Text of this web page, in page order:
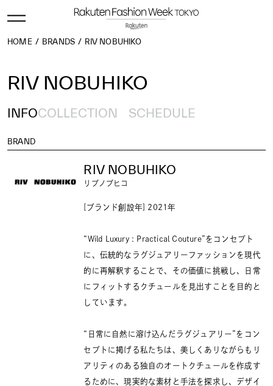
HOME BRANDS RIV NOBUHIKO
RIV NOBUHIKO
INFOCOLLECTION SCHEDULE
BRAND
RIV NOBUHIKO
リブノブヒコ
[ブランド創設年] 2021年
“Wild Luxury : Practical Couture”をコンセプト
に、伝統的なラグジュアリーファッションを現代
的に再解釈することで、その価値に挑戦し、⽇常
にフィットするクチュールを⾒出すことを⽬的と
しています。
“日常に自然に溶け込んだラグジュアリー”をコン
セプトに掲げる私たちは、美しくありながらもリ
アリティのある独自のオートクチュールを作成す
るために、現実的な素材と手法を探求し、デザイ